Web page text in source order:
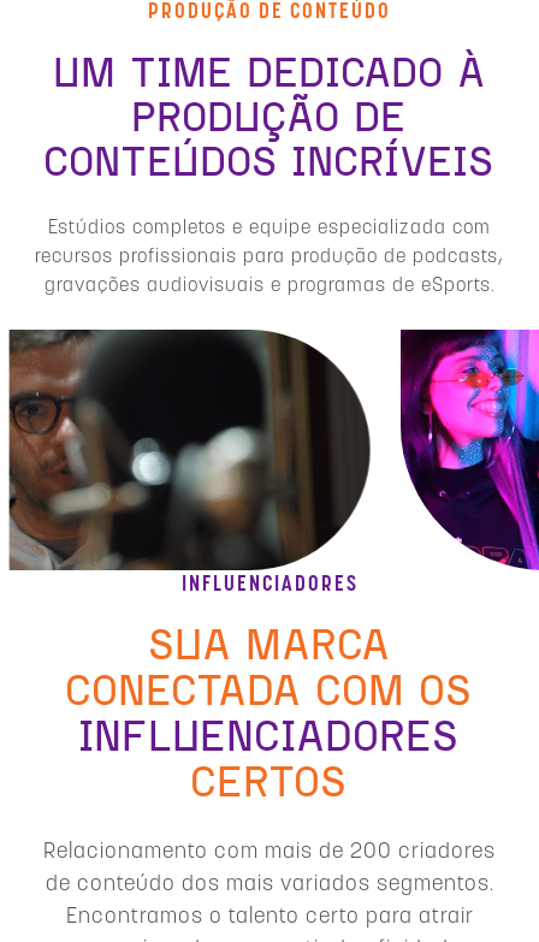
PRODUÇÃO DE CONTEÚDO
UM TIME DEDICADO À
PRODUÇÃO DE
CONTEÚDOS INCRÍVEIS
Estúdios completos e equipe especializada com
recursos profissionais para produção de podcasts,
gravações audiovisuais e programas de eSports.
INFLUENCIADORES
SUA MARCA
CONECTADA COM OS
INFLUENCIADORES
CERTOS
Relacionamento com mais de 200 criadores
de conteúdo dos mais variados segmentos.
Encontramos o talento certo para atrair